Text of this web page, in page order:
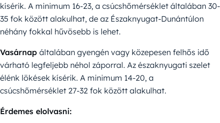
kísérik. A minimum 16-23, a csúcshőmérséklet általában 30-
35 fok között alakulhat, de az Északnyugat-Dunántúlon
néhány fokkal hűvösebb is lehet.
Vasárnap általában gyengén vagy közepesen felhős idő
várható legfeljebb néhol záporral. Az északnyugati szelet
élénk lökések kísérik. A minimum 14-20, a
csúcshőmérséklet 27-32 fok között alakulhat.
Érdemes elolvasni: